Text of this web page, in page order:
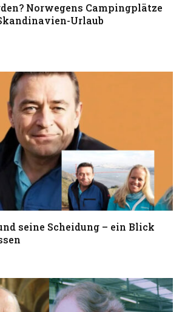
Norwegens Campingplätze
Urlaub
seine Scheidung – ein Blick